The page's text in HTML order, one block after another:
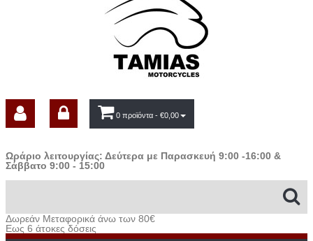
0 προϊόντα - €0,00
Ωράριο λειτουργίας: Δεύτερα με Παρασκευή 9:00 -16:00 &
Σάββατο 9:00 - 15:00
Δωρεάν Μεταφορικά άνω των 80€
Εως 6 άτοκες δόσεις